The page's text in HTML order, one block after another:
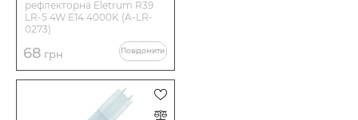
рефлекторна Eletrum R39
LR-5 4W E14 4000K (A-LR-
0273)
68 грн Повідомити